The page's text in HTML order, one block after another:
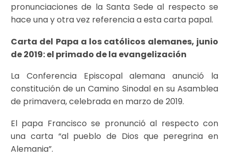
pronunciaciones de la Santa Sede al respecto se
hace una y otra vez referencia a esta carta papal.
Carta del Papa a los católicos alemanes, junio
de 2019: el primado de la evangelización
La Conferencia Episcopal alemana anunció la
constitución de un Camino Sinodal en su Asamblea
de primavera, celebrada en marzo de 2019.
El papa Francisco se pronunció al respecto con
una carta “al pueblo de Dios que peregrina en
Alemania”.